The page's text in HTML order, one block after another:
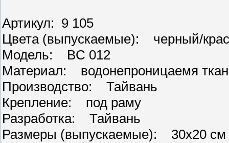
Артикул: 9 105
Цвета (выпускаемые): черный/
Модель: BC 012
Материал: водонепроницаемя
Производство: Тайвань
Крепление: под раму
Разработка: Тайвань
Размеры (выпускаемые): 30х20 см